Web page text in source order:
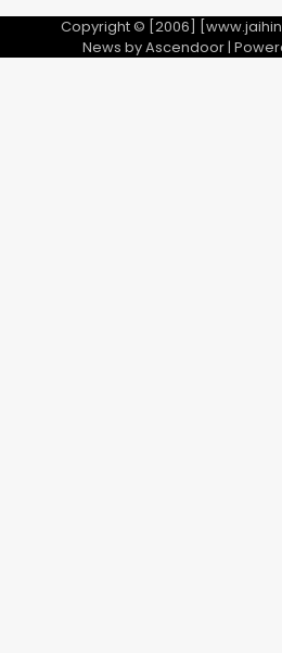
Copyright © [2006]
News byAscendoor|